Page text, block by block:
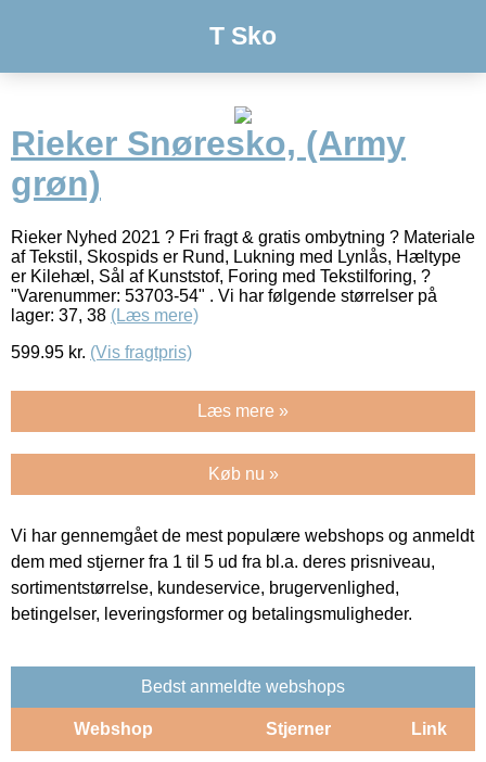
T Sko
Rieker Snøresko, (Army
grøn)
Rieker Nyhed 2021 ? Fri fragt & gratis ombytning ? Materiale
af Tekstil, Skospids er Rund, Lukning med Lynlås, Hæltype
er Kilehæl, Sål af Kunststof, Foring med Tekstilforing, ?
"Varenummer: 53703-54" . Vi har følgende størrelser på
lager: 37, 38 (Læs mere)
599.95 kr. (Vis fragtpris)
Læs mere »
Køb nu »
Vi har gennemgået de mest populære webshops og anmeldt
dem med stjerner fra 1 til 5 ud fra bl.a. deres prisniveau,
sortimentstørrelse, kundeservice, brugervenlighed,
betingelser, leveringsformer og betalingsmuligheder.
Bedst anmeldte webshops
Webshop Stjerner Link